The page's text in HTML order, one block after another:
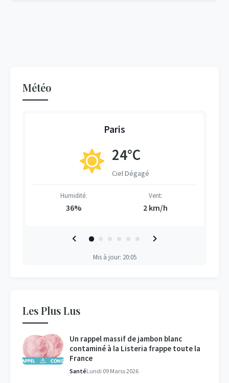
Météo
Paris
24°C
Ciel Dégagé
Humidité:
36%
Vent:
2 km/h
Mis à jour: 20:05
Les Plus Lus
Un rappel massif de jambon blanc
contaminé à la Listeria frappe toute la
France
SantéLundi 09 Marss 2026